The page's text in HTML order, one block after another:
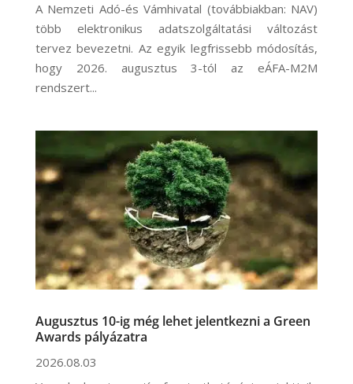
A Nemzeti Adó-és Vámhivatal (továbbiakban: NAV)
több elektronikus adatszolgáltatási változást
tervez bevezetni. Az egyik legfrissebb módosítás,
hogy 2026. augusztus 3-tól az eÁFA-M2M
rendszert...
Augusztus 10-ig még lehet jelentkezni a Green
Awards pályázatra
2026.08.03